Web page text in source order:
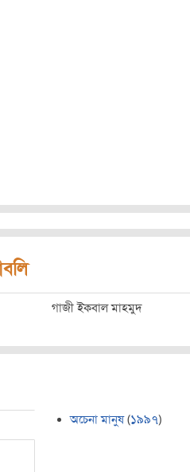
গাজী ইকবাল মাহমুদ
অচেনা মানুষ(১৯৯৭)